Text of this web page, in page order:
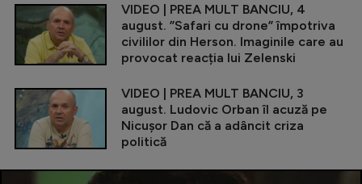
VIDEO | PREA MULT BANCIU, 4
august. ”Safari cu drone” împotriva
civililor din Herson. Imaginile care au
provocat reacția lui Zelenski
VIDEO | PREA MULT BANCIU, 3
august. Ludovic Orban îl acuză pe
Nicușor Dan că a adâncit criza
politică